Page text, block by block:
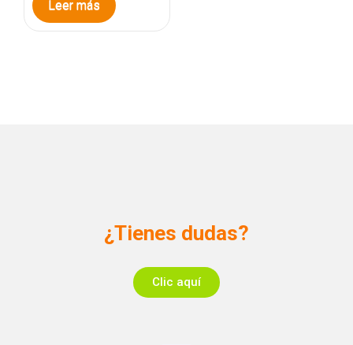
Leer más
¿Tienes dudas?
Clic aquí